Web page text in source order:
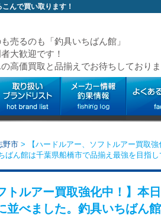
んで買い取ります！
売るのも「釣具いちばん館」
大歓迎です！
高価買取と品揃えでお待ちしており
野市 >
【ハードルアー、ソフトルアー買取
ばん館は千葉県船橋市で品揃え最強を目指
トルアー買取強化中！】本
並べました。釣具いちばん